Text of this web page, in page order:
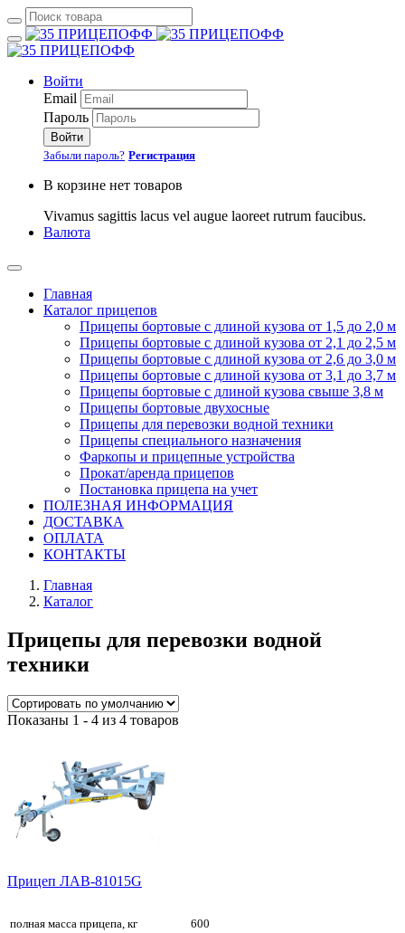
Войти
Email
Пароль
Войти
Забыли пароль? Регистрация
В корзине нет товаров
Vivamus sagittis lacus vel augue laoreet rutrum faucibus.
Валюта
Главная
Каталог прицепов
Прицепы бортовые с длиной кузова от 1,5 до 2,0 м
Прицепы бортовые с длиной кузова от 2,1 до 2,5 м
Прицепы бортовые с длиной кузова от 2,6 до 3,0 м
Прицепы бортовые с длиной кузова от 3,1 до 3,7 м
Прицепы бортовые с длиной кузова свыше 3,8 м
Прицепы бортовые двухосные
Прицепы для перевозки водной техники
Прицепы специального назначения
Фаркопы и прицепные устройства
Прокат/аренда прицепов
Постановка прицепа на учет
ПОЛЕЗНАЯ ИНФОРМАЦИЯ
ДОСТАВКА
ОПЛАТА
КОНТАКТЫ
Главная
Каталог
Прицепы для перевозки водной
техники
Показаны 1 - 4 из 4 товаров
Прицеп ЛАВ-81015G
полная масса прицепа, кг 600